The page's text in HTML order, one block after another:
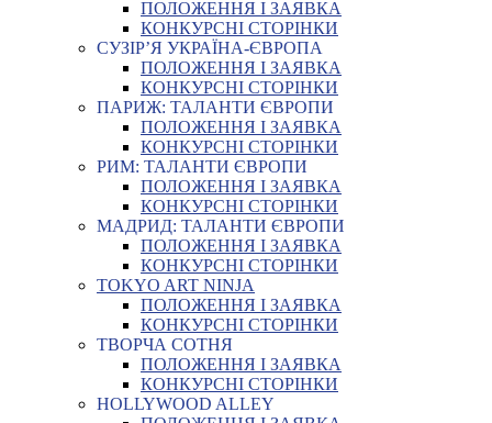
ПОЛОЖЕННЯ І ЗАЯВКА
КОНКУРСНІ СТОРІНКИ
СУЗІР’Я УКРАЇНА-ЄВРОПА
ПОЛОЖЕННЯ І ЗАЯВКА
КОНКУРСНІ СТОРІНКИ
ПАРИЖ: ТАЛАНТИ ЄВРОПИ
ПОЛОЖЕННЯ І ЗАЯВКА
КОНКУРСНІ СТОРІНКИ
РИМ: ТАЛАНТИ ЄВРОПИ
ПОЛОЖЕННЯ І ЗАЯВКА
КОНКУРСНІ СТОРІНКИ
МАДРИД: ТАЛАНТИ ЄВРОПИ
ПОЛОЖЕННЯ І ЗАЯВКА
КОНКУРСНІ СТОРІНКИ
TOKYO ART NINJA
ПОЛОЖЕННЯ І ЗАЯВКА
КОНКУРСНІ СТОРІНКИ
ТВОРЧА СОТНЯ
ПОЛОЖЕННЯ І ЗАЯВКА
КОНКУРСНІ СТОРІНКИ
HOLLYWOOD ALLEY